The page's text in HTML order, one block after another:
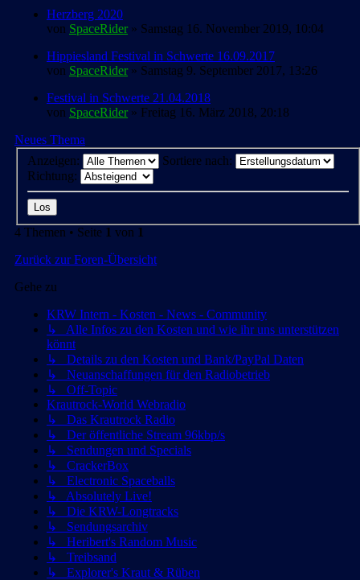
Herzberg 2020
von SpaceRider» Samstag 16. November 2019, 10:04
Hippiesland Festival in Schwerte 16.09.2017
von SpaceRider» Samstag 9. September 2017, 13:26
Festival in Schwerte 21.04.2018
von SpaceRider» Freitag 16. März 2018, 20:18
Neues Thema
Anzeigen:
Sortiere nach:
Richtung:
4 Themen • Seite 1 von 1
Zurück zur Foren-Übersicht
Gehe zu
KRW Intern - Kosten - News - Community
↳ Alle Infos zu den Kosten und wie ihr uns unterstützen
könnt
↳ Details zu den Kosten und Bank/PayPal Daten
↳ Neuanschaffungen für den Radiobetrieb
↳ Off-Topic
Krautrock-World Webradio
↳ Das Krautrock Radio
↳ Der öffentliche Stream 96kbp/s
↳ Sendungen und Specials
↳ CrackerBox
↳ Electronic Spaceballs
↳ Absolutely Live!
↳ Die KRW-Longtracks
↳ Sendungsarchiv
↳ Heribert's Random Music
↳ Treibsand
↳ Explorer's Kraut & Rüben